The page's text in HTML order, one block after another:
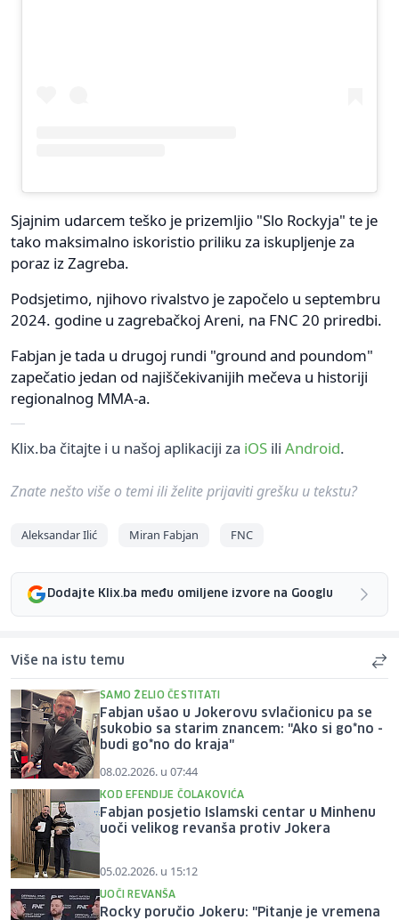
Sjajnim udarcem teško je prizemljio "Slo Rockyja" te je
tako maksimalno iskoristio priliku za iskupljenje za
poraz iz Zagreba.
Podsjetimo, njihovo rivalstvo je započelo u septembru
2024. godine u zagrebačkoj Areni, na FNC 20 priredbi.
Fabjan je tada u drugoj rundi "ground and poundom"
zapečatio jedan od najiščekivanijih mečeva u historiji
regionalnog MMA-a.
Klix.ba čitajte i u našoj aplikaciji za iOS ili Android.
Znate nešto više o temi ili želite prijaviti grešku u tekstu?
Aleksandar Ilić Miran Fabjan FNC
Dodajte Klix.ba među omiljene izvore na Googlu
Više na istu temu
SAMO ŽELIO ČESTITATI
Fabjan ušao u Jokerovu svlačionicu pa se
sukobio sa starim znancem: "Ako si go*no -
budi go*no do kraja"
08.02.2026. u 07:44
KOD EFENDIJE ČOLAKOVIĆA
Fabjan posjetio Islamski centar u Minhenu
uoči velikog revanša protiv Jokera
05.02.2026. u 15:12
UOČI REVANŠA
Rocky poručio Jokeru: "Pitanje je vremena